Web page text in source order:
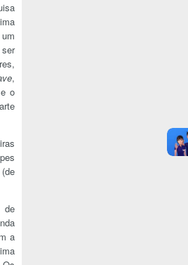
,
o
de
a